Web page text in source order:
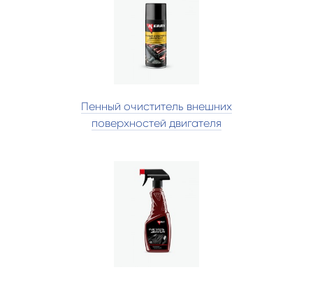
Пенный очиститель внешних
поверхностей двигателя